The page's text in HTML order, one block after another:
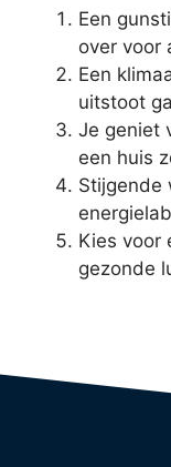
Een
over voor
Een
uitstoot
Je geniet
een huis
Stijgende
Kies voor
gezonde